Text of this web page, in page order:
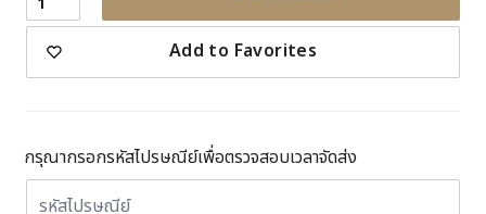
Add to Favorites
กรุณากรอกรหัสไปรษณีย์เพื่อตรวจสอบเวลาจัดส่ง